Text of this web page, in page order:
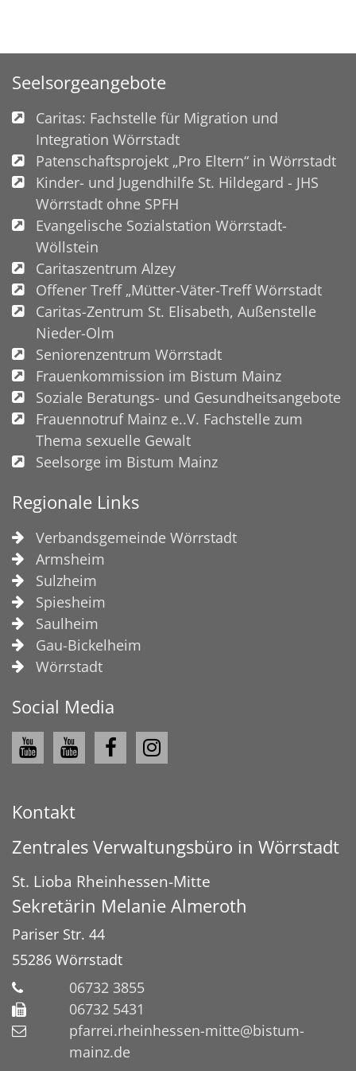
Seelsorgeangebote
Caritas: Fachstelle für Migration und
Integration Wörrstadt
Patenschaftsprojekt „Pro Eltern“ in Wörrstadt
Kinder- und Jugendhilfe St. Hildegard - JHS
Wörrstadt ohne SPFH
Evangelische Sozialstation Wörrstadt-
Wöllstein
Caritaszentrum Alzey
Offener Treff „Mütter-Väter-Treff Wörrstadt
Caritas-Zentrum St. Elisabeth, Außenstelle
Nieder-Olm
Seniorenzentrum Wörrstadt
Frauenkommission im Bistum Mainz
Soziale Beratungs- und Gesundheitsangebote
Frauennotruf Mainz e..V. Fachstelle zum
Thema sexuelle Gewalt
Seelsorge im Bistum Mainz
Regionale Links
Verbandsgemeinde Wörrstadt
Armsheim
Sulzheim
Spiesheim
Saulheim
Gau-Bickelheim
Wörrstadt
Social Media
Kontakt
Zentrales Verwaltungsbüro in Wörrstadt
St. Lioba Rheinhessen-Mitte
Sekretärin Melanie Almeroth
Pariser Str. 44
55286 Wörrstadt
06732 3855
06732 5431
pfarrei.rheinhessen-mitte@bistum-
mainz.de